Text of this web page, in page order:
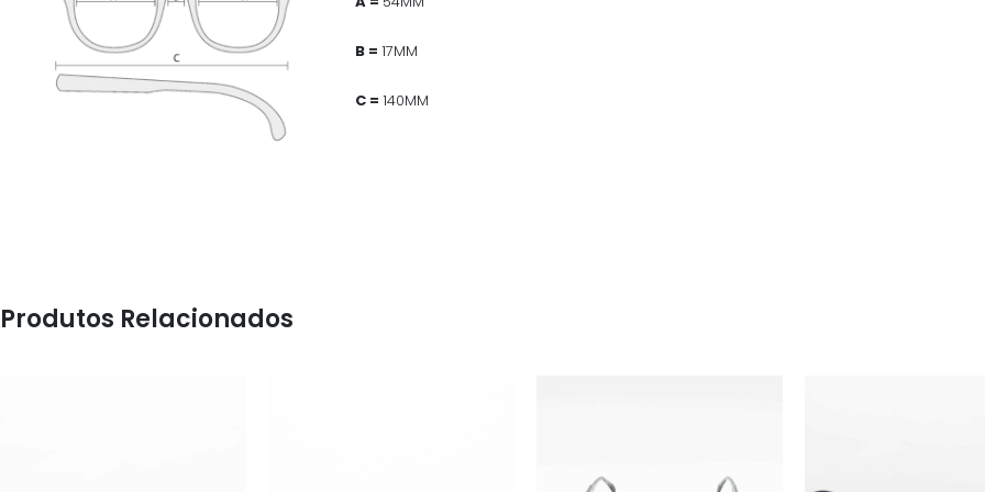
B = 17MM
C = 140MM
Produtos Relacionados